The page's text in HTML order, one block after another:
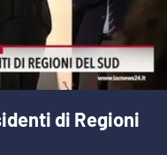
di Regioni